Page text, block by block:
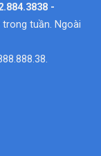
-
tuần. Ngoài